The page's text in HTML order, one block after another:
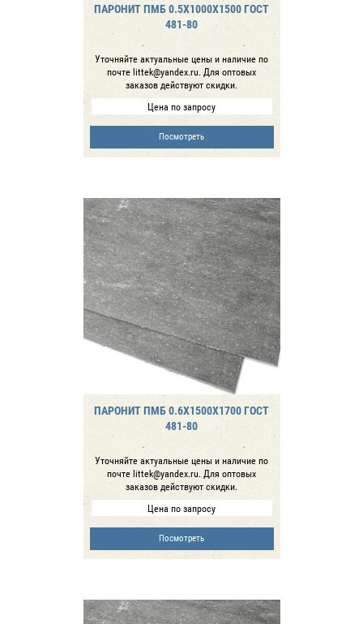
ПАРОНИТ ПМБ 0.5Х1000Х1500 ГОСТ
481-80
Уточняйте актуальные цены и наличие по
почте littek@yandex.ru. Для оптовых
заказов действуют скидки.
Цена по запросу
Посмотреть
ПАРОНИТ ПМБ 0.6Х1500Х1700 ГОСТ
481-80
Уточняйте актуальные цены и наличие по
почте littek@yandex.ru. Для оптовых
заказов действуют скидки.
Цена по запросу
Посмотреть